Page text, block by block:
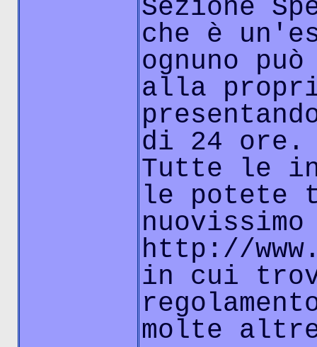
Sezione
che è
ognuno
alla
di 24 ore.
Tutte le
le potete
http://
in cui
molte